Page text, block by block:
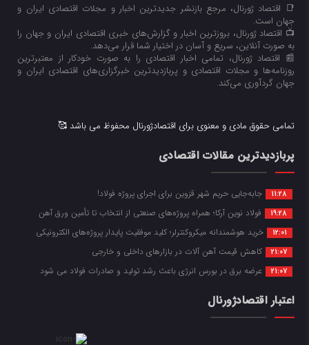
📑 اقتصاد ژورنال، مرجع بازنشر جدیدترین اخبار و مجلات اقتصادی ایران و
جهان است.
📺 اقتصاد ژورنال، بروزترین اخبار و گزارش‌های خبری اقتصادی ایران و جهان را
به صورت آنلاین، سریع و آسان در اختیار شما قرار می‌‌دهد.
📰 اقتصاد ژورنال، تمامی اخبار اقتصادی را به صورت خودکار از معتبرترین
روزنامه‌ها و مجلات اقتصادی و پربازدیدترین خبرگزاری‌های اقتصادی ایران و
جهان گردآوری می‌کند.
تمامی حقوق مادی و معنوی برای اقتصادژورنال محفوظ می باشد 🥰
پربازدیدترین مقالات اقتصادی
11:28 جابه‌جایی حریم شهر قزوین برای اجرای پروژه فولاد!
19:28 فولاد نوین آرکا؛ همراه پروژه‌های صنعتی از انتخاب تا تأمین ورق آهن
12:01 خرید هوشمندانه میکروکنترلر؛ کلید موفقیت پایدار پروژه‌های الکترونیکی
21:07 کاهش قیمت آهن آلات در بازارهای داخلی و خارجی
21:07 عرضه برق در بورس انرژی باعث رشد تولید و صادرات فولاد می شود
اعتبار اقتصادژورنال